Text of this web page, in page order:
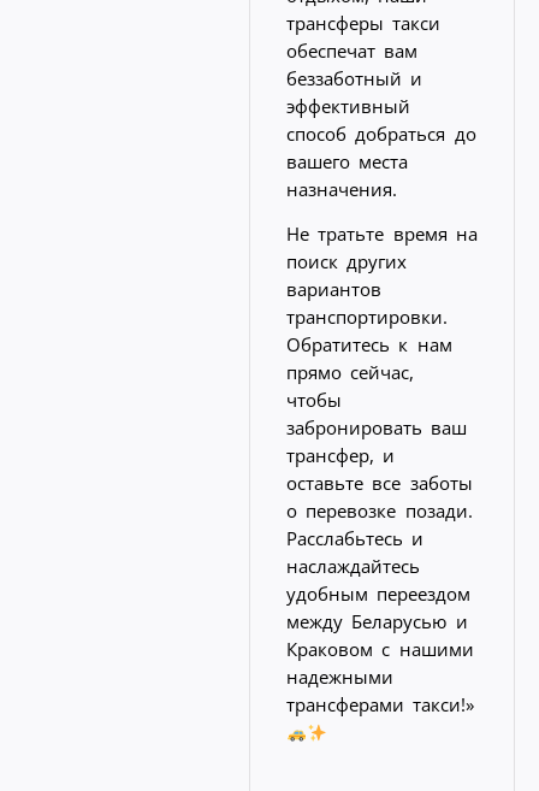
трансферы такси
обеспечат вам
беззаботный и
эффективный
способ добраться до
вашего места
назначения.
Не тратьте время на
поиск других
вариантов
транспортировки.
Обратитесь к нам
прямо сейчас,
чтобы
забронировать ваш
трансфер, и
оставьте все заботы
о перевозке позади.
Расслабьтесь и
наслаждайтесь
удобным переездом
между Беларусью и
Краковом с нашими
надежными
трансферами такси!»